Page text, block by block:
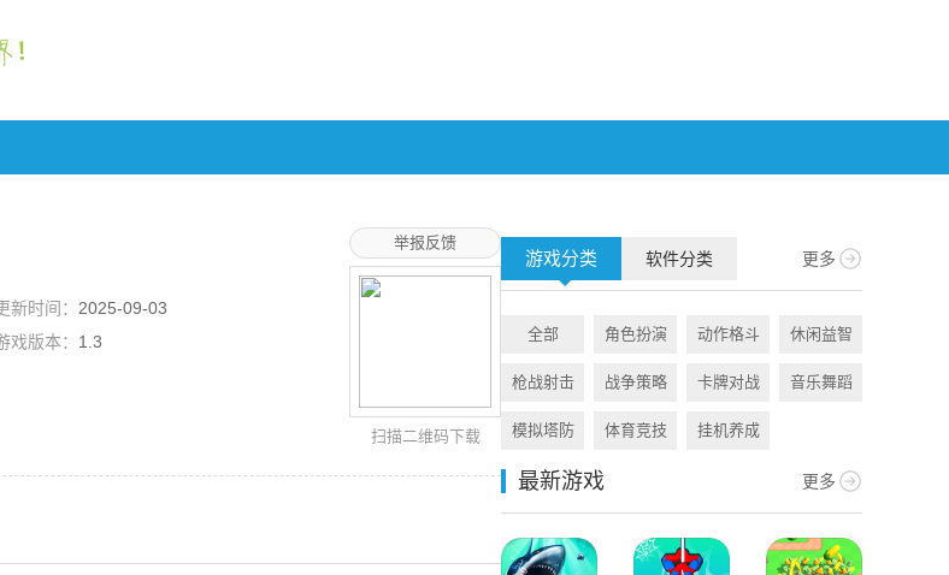
新时间： 2025-09-03
戏版本： 1.3
扫描二维码下载
举报反馈
游戏分类 软件分类 更多
全部 角色扮演 动作格斗 休闲益智
枪战射击 战争策略 卡牌对战 音乐舞蹈
模拟塔防 体育竞技 挂机养成
最新游戏 更多